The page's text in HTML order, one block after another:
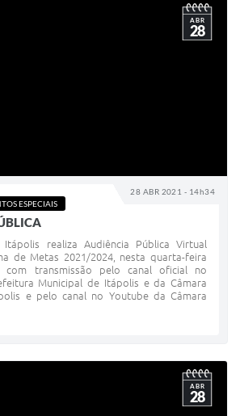
28 ABR 2021 - 14h34
ABR
28
ESPECIAIS
realiza Audiência Pública Virtual
de Metas 2021/2024, nesta quarta-feira
com transmissão pelo canal oficial no
Municipal de Itápolis e da Câmara
e pelo canal no Youtube da Câmara
ABR
28